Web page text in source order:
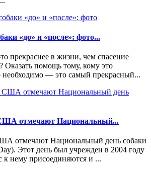
«до» и «после»: фото...
то прекраснее в жизни, чем спасение
Оказать помощь тому, кому это
необходимо — это самый прекрасный...
отмечают Национальный...
отмечают Национальный день собаки
Этот день был учрежден в 2004 году
нему присоединяются и ...